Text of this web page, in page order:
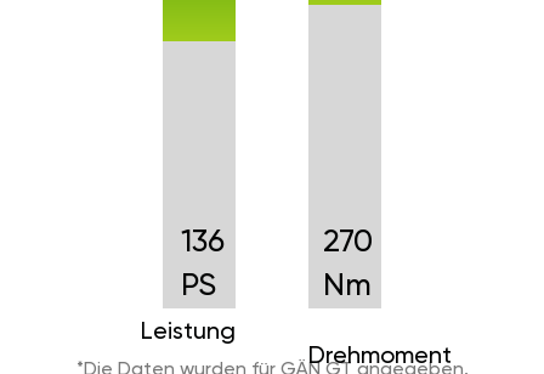
136
PS
Leistung
270
Nm
Drehmoment
*Die Daten wurden für GÄN GT angegeben.